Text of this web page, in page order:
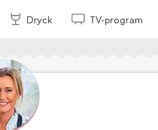
Dryck TV-program